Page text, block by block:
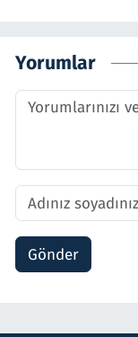
Yorumlar
Gönder